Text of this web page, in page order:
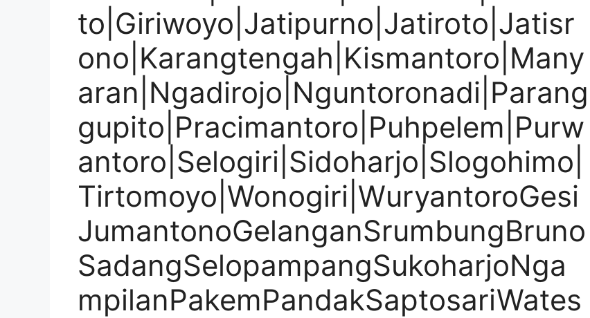
to|Giriwoyo|Jatipurno|Jatiroto|Jatisr
ono|Karangtengah|Kismantoro|Many
aran|Ngadirojo|Nguntoronadi|Parang
gupito|Pracimantoro|Puhpelem|Purw
antoro|Selogiri|Sidoharjo|Slogohimo|
Tirtomoyo|Wonogiri|WuryantoroGesi
JumantonoGelanganSrumbungBruno
SadangSelopampangSukoharjoNga
mpilanPakemPandakSaptosariWates